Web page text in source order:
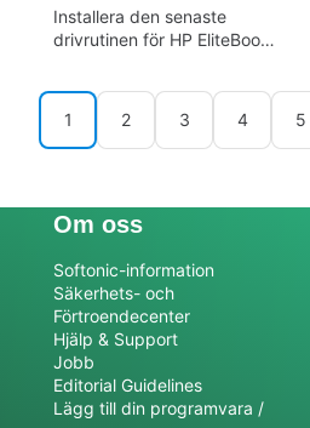
Installera den senaste
drivrutinen för HP EliteBook
1 2 3 4 5
Om oss
Softonic-information
Säkerhets- och
Förtroendecenter
Hjälp & Support
Jobb
Editorial Guidelines
Lägg till din programvara /